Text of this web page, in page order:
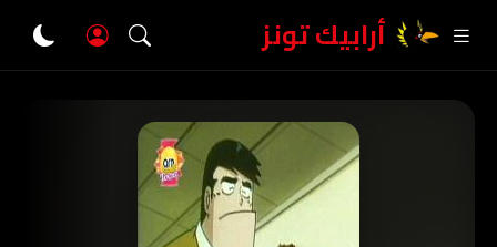
أرابيك تونز